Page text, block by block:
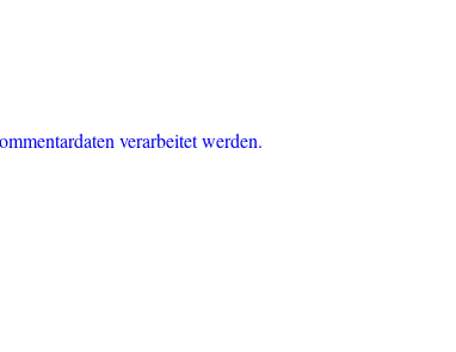
verarbeitet werden.